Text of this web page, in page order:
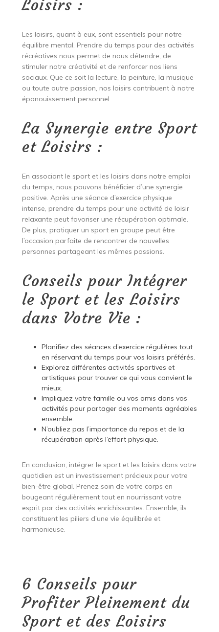
Loisirs :
Les loisirs, quant à eux, sont essentiels pour notre
équilibre mental. Prendre du temps pour des activités
récréatives nous permet de nous détendre, de
stimuler notre créativité et de renforcer nos liens
sociaux. Que ce soit la lecture, la peinture, la musique
ou toute autre passion, nos loisirs contribuent à notre
épanouissement personnel.
La Synergie entre Sport
et Loisirs :
En associant le sport et les loisirs dans notre emploi
du temps, nous pouvons bénéficier d’une synergie
positive. Après une séance d’exercice physique
intense, prendre du temps pour une activité de loisir
relaxante peut favoriser une récupération optimale.
De plus, pratiquer un sport en groupe peut être
l’occasion parfaite de rencontrer de nouvelles
personnes partageant les mêmes passions.
Conseils pour Intégrer
le Sport et les Loisirs
dans Votre Vie :
Planifiez des séances d’exercice régulières tout
en réservant du temps pour vos loisirs préférés.
Explorez différentes activités sportives et
artistiques pour trouver ce qui vous convient le
mieux.
Impliquez votre famille ou vos amis dans vos
activités pour partager des moments agréables
ensemble.
N’oubliez pas l’importance du repos et de la
récupération après l’effort physique.
En conclusion, intégrer le sport et les loisirs dans votre
quotidien est un investissement précieux pour votre
bien-être global. Prenez soin de votre corps en
bougeant régulièrement tout en nourrissant votre
esprit par des activités enrichissantes. Ensemble, ils
constituent les piliers d’une vie équilibrée et
harmonieuse.
6 Conseils pour
Profiter Pleinement du
Sport et des Loisirs